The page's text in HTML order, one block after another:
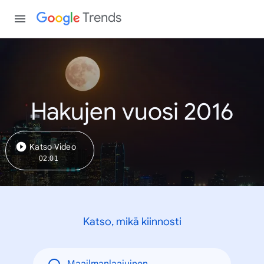
Trends
Hakujen vuosi 2016
Katso Video
02:01
Katso, mikä kiinnosti